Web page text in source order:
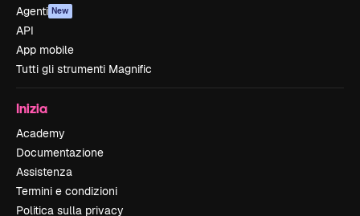
Agenti New
API
App mobile
Tutti gli strumenti Magnific
Inizia
Academy
Documentazione
Assistenza
Termini e condizioni
Politica sulla privacy